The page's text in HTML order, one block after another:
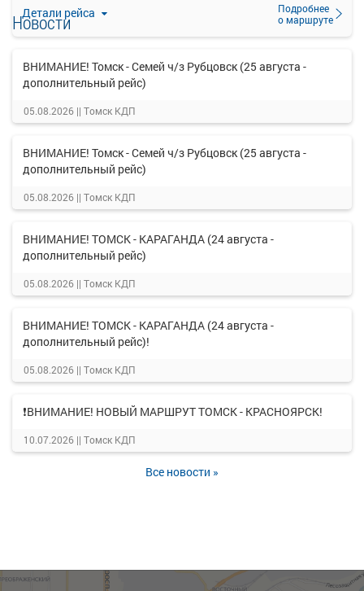
Детали рейса
Подробнее
о маршруте
Новости
ВНИМАНИЕ! Томск - Семей ч/з Рубцовск (25 августа -
дополнительный рейс)
05.08.2026 || Томск КДП
ВНИМАНИЕ! Томск - Семей ч/з Рубцовск (25 августа -
дополнительный рейс)
05.08.2026 || Томск КДП
ВНИМАНИЕ! ТОМСК - КАРАГАНДА (24 августа -
дополнительный рейс)
05.08.2026 || Томск КДП
ВНИМАНИЕ! ТОМСК - КАРАГАНДА (24 августа -
дополнительный рейс)!
05.08.2026 || Томск КДП
❗ВНИМАНИЕ! НОВЫЙ МАРШРУТ ТОМСК - КРАСНОЯРСК!
10.07.2026 || Томск КДП
Все новости »